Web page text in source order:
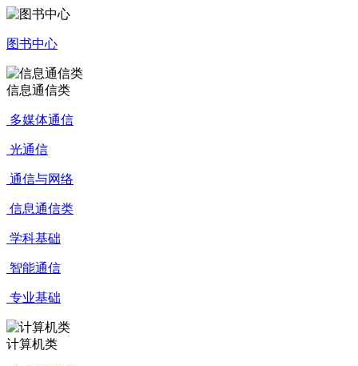
图书中心
信息通信类
多媒体通信
光通信
通信与网络
信息通信类
学科基础
智能通信
专业基础
计算机类